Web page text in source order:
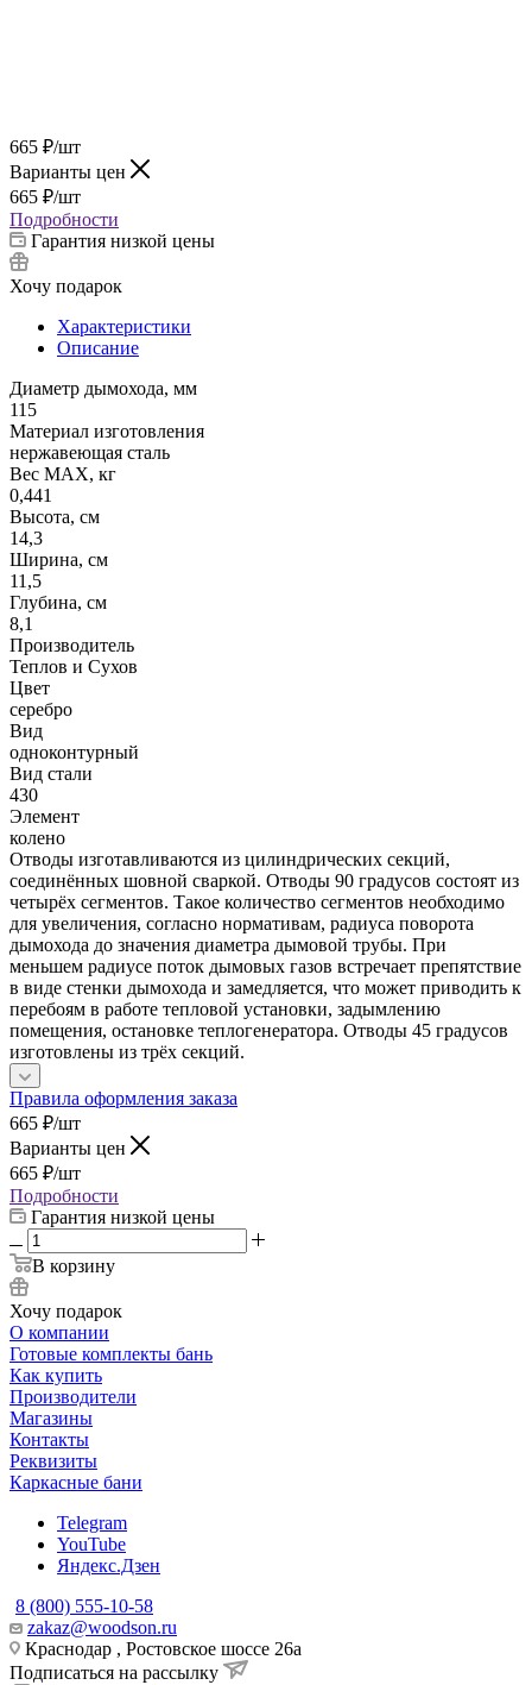
665 ₽/шт
Варианты цен
665 ₽/шт
Подробности
Гарантия низкой цены
Хочу подарок
Характеристики
Описание
Диаметр дымохода, мм
115
Материал изготовления
нержавеющая сталь
Вес МАХ, кг
0,441
Высота, см
14,3
Ширина, см
11,5
Глубина, см
8,1
Производитель
Теплов и Сухов
Цвет
серебро
Вид
одноконтурный
Вид стали
430
Элемент
колено
Отводы изготавливаются из цилиндрических секций,
соединённых шовной сваркой. Отводы 90 градусов состоят из
четырёх сегментов. Такое количество сегментов необходимо
для увеличения, согласно нормативам, радиуса поворота
дымохода до значения диаметра дымовой трубы. При
меньшем радиусе поток дымовых газов встречает препятствие
в виде стенки дымохода и замедляется, что может приводить к
перебоям в работе тепловой установки, задымлению
помещения, остановке теплогенератора. Отводы 45 градусов
изготовлены из трёх секций.
Правила оформления заказа
665 ₽/шт
Варианты цен
665 ₽/шт
Подробности
Гарантия низкой цены
В корзину
Хочу подарок
О компании
Готовые комплекты бань
Как купить
Производители
Магазины
Контакты
Реквизиты
Каркасные бани
Telegram
YouTube
Яндекс.Дзен
8 (800) 555-10-58
zakaz@woodson.ru
Краснодар , Ростовское шоссе 26а
Подписаться на рассылку